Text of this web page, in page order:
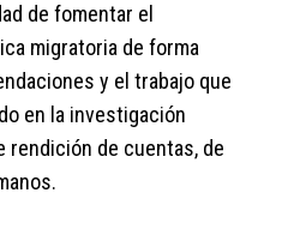
de fomentar el
migratoria de forma
y el trabajo que
en la investigación
rendición de cuentas, de